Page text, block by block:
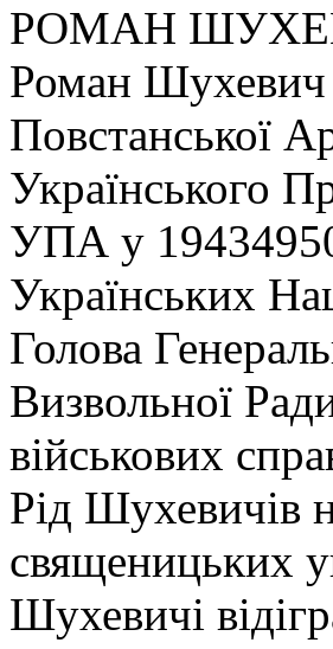
РОМАН
Роман Шухевич
Повстанської
Українського
УПА у
Українських
Голова
Визвольної
військових
Рід Шухевичів
священицьких
Шухевичі